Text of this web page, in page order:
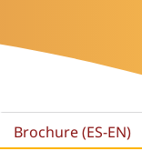
Brochure (ES-EN)